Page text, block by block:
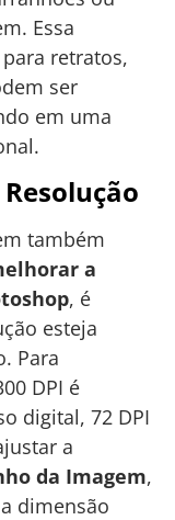
Essa
retratos,
ser
em uma
também
a
, é
esteja
Para
DPI é
digital, 72 DPI
a
da Imagem,
dimensão